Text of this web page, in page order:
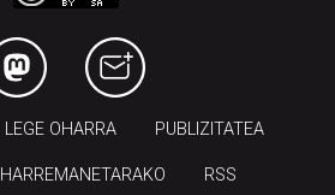
LEGE OHARRA PUBLIZITATEA
HARREMANETARAKO RSS